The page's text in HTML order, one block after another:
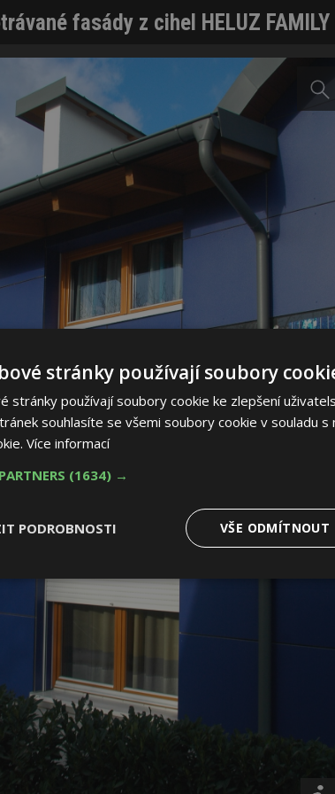
fasády z cihel HELUZ
stránky používají soubory
stránky používají soubory cookie ke zlepšení
souhlasíte se všemi soubory cookie v souladu s
Více informací
(1634) →
VŠE ODMÍTNOUT
PODROBNOSTI
nutné
Výkonové
Soubory cílení
nutné soubory Výkonové soubory
soubory cookie umožňují základní funkce webových stránek, jako
nelze bez nezbytně nutných souborů cookie správně používat.